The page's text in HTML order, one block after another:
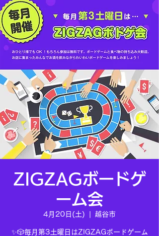
ZIGZAGボードゲ
ーム会
4月20日(土) 越谷市
✨🎲毎月第3土曜日はZIGZAGボードゲーム